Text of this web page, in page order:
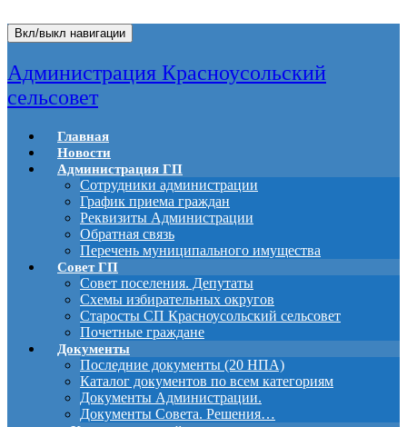
Вкл/выкл навигации
Администрация Красноусольский
сельсовет
Главная
Новости
Администрация ГП
Сотрудники администрации
График приема граждан
Реквизиты Администрации
Обратная связь
Перечень муниципального имущества
Совет ГП
Совет поселения. Депутаты
Схемы избирательных округов
Старосты СП Красноусольский сельсовет
Почетные граждане
Документы
Последние документы (20 НПА)
Каталог документов по всем категориям
Документы Администрации.
Документы Совета. Решения…